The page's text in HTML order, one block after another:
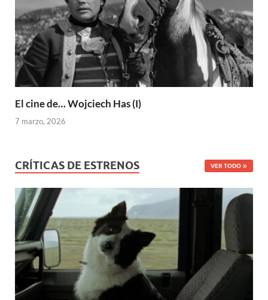
El cine de… Wojciech Has (I)
7 marzo, 2026
CRÍTICAS DE ESTRENOS VER TODO